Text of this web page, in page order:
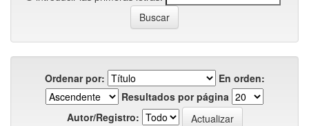
Ordenar por:
En orden:
Resultados por página
Autor/Registro: